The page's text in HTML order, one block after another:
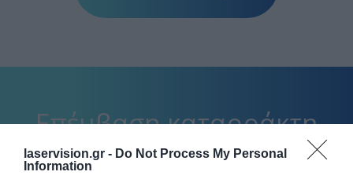
laservision.gr - Do Not Process My Personal
Information
Επέμβαση καταρράκτη
με την εξειδίκευση της